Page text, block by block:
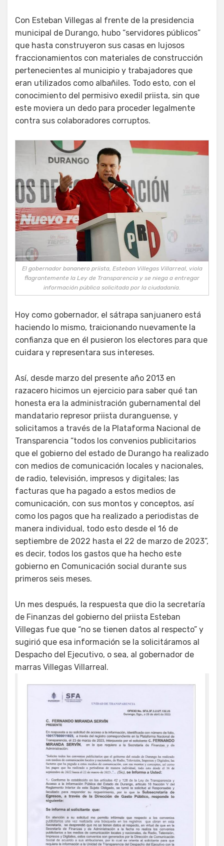
Con Esteban Villegas al frente de la presidencia
municipal de Durango, hubo “servidores públicos”
que hasta construyeron sus casas en lujosos
fraccionamientos con materiales de construcción
pertenecientes al municipio y trabajadores que
eran utilizados como albañiles. Todo esto, con el
conocimiento del permisivo exedil priista, sin que
este moviera un dedo para proceder legalmente
contra sus colaboradores corruptos.
El gobernador bananero priista, Esteban Villegas Villarreal, viola
flagrantemente la Ley de Transparencia y se niega a entregar
información pública solicitada por la ciudadanía.
Hoy como gobernador, el sátrapa sanjuanero está
haciendo lo mismo, traicionando nuevamente la
confianza que en él pusieron los electores para que
cuidara y representara sus intereses.
Así, desde marzo del presente año 2013 en
razacero hicimos un ejercicio para saber qué tan
honesta era la administración gubernamental del
mandatario represor priista duranguense, y
solicitamos a través de la Plataforma Nacional de
Transparencia “todos los convenios publicitarios
que el gobierno del estado de Durango ha realizado
con medios de comunicación locales y nacionales,
de radio, televisión, impresos y digitales; las
facturas que ha pagado a estos medios de
comunicación, con sus montos y conceptos, así
como los pagos que ha realizado a periodistas de
manera individual, todo esto desde el 16 de
septiembre de 2022 hasta el 22 de marzo de 2023”,
es decir, todos los gastos que ha hecho este
gobierno en Comunicación social durante sus
primeros seis meses.
Un mes después, la respuesta que dio la secretaría
de Finanzas del gobierno del priista Esteban
Villegas fue que “no se tienen datos al respecto” y
sugirió que esa información se la solicitáramos al
Despacho del Ejecutivo, o sea, al gobernador de
marras Villegas Villarreal.